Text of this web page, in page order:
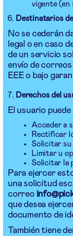
vigente (en
Destinatarios
No se cederán
legal o en caso
de un servicio
envío de
EEE o bajo
Derechos del
El usuario
Acceder a
Rectificar
Solicitar su
Limitar u
Solicitar la
Para ejercer
una solicitud
correo
que desea
documento de
También tiene